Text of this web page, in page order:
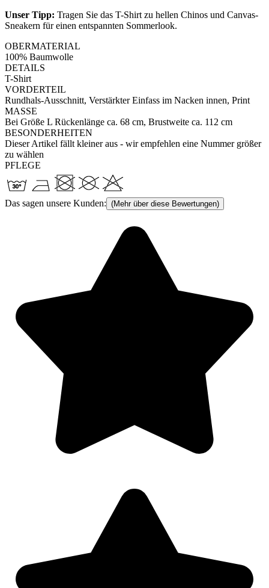
Unser Tipp: Tragen Sie das T-Shirt zu hellen Chinos und Canvas-
Sneakern für einen entspannten Sommerlook.
OBERMATERIAL
100% Baumwolle
DETAILS
T-Shirt
VORDERTEIL
Rundhals-Ausschnitt, Verstärkter Einfass im Nacken innen, Print
MASSE
Bei Größe L Rückenlänge ca. 68 cm, Brustweite ca. 112 cm
BESONDERHEITEN
Dieser Artikel fällt kleiner aus - wir empfehlen eine Nummer größer
zu wählen
PFLEGE
Das sagen unsere Kunden: (Mehr über diese Bewertungen)